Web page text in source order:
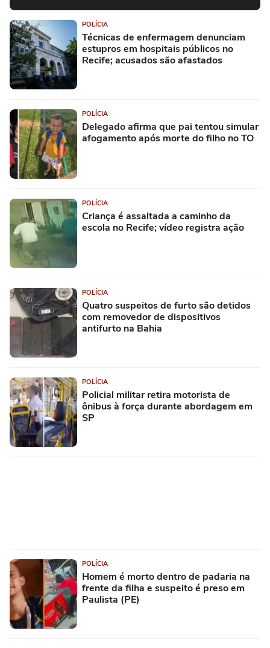
POLÍCIA
Técnicas de enfermagem denunciam
estupros em hospitais públicos no
Recife; acusados são afastados
POLÍCIA
Delegado afirma que pai tentou simular
afogamento após morte do filho no TO
POLÍCIA
Criança é assaltada a caminho da
escola no Recife; vídeo registra ação
POLÍCIA
Quatro suspeitos de furto são detidos
com removedor de dispositivos
antifurto na Bahia
POLÍCIA
Policial militar retira motorista de
ônibus à força durante abordagem em
SP
POLÍCIA
Homem é morto dentro de padaria na
frente da filha e suspeito é preso em
Paulista (PE)